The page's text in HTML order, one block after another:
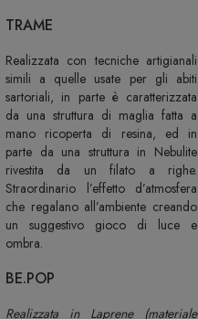
TRAME
Realizzata con tecniche artigianali
simili a quelle usate per gli abiti
sartoriali, in parte è caratterizzata
da una struttura di maglia fatta a
mano ricoperta di resina, ed in
parte da una struttura in Nebulite
rivestita da un filato a righe.
Straordinario l’effetto d’atmosfera
che regalano all’ambiente creando
un suggestivo gioco di luce e
ombra.
BE.POP
Realizzata in Laprene (materiale